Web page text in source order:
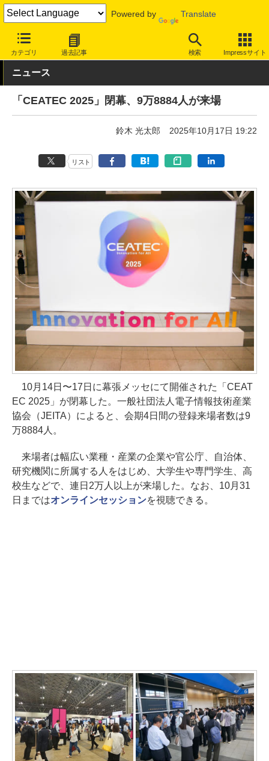
Powered by Translate
カテゴリ 過去記事 検索 Impressサイト
INTERNET Watch イベント 2025
ニュース
「CEATEC 2025」閉幕、9万8884人が来場
鈴木 光太郎 2025年10月17日 19:22
リスト
10月14日〜17日に幕張メッセにて開催された「CEAT
EC 2025」が閉幕した。一般社団法人電子情報技術産業
協会（JEITA）によると、会期4日間の登録来場者数は9
万8884人。
来場者は幅広い業種・産業の企業や官公庁、自治体、
研究機関に所属する人をはじめ、大学生や専門学生、高
校生などで、連日2万人以上が来場した。なお、10月31
日まではオンラインセッションを視聴できる。